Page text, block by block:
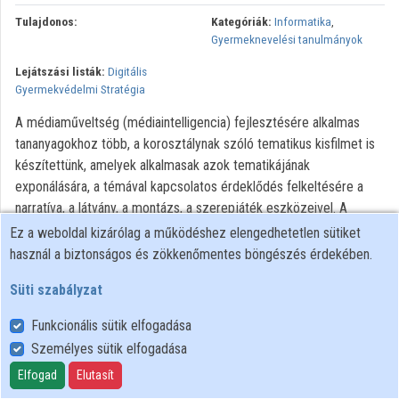
Intézmények
Tulajdonos: Kategóriák: Informatika,
Gyermeknevelési tanulmányok
Lejátszási listák: Digitális
Gyermekvédelmi Stratégia
A médiaműveltség (médiaintelligencia) fejlesztésére alkalmas
tananyagokhoz több, a korosztálynak szóló tematikus kisfilmet is
készítettünk, amelyek alkalmasak azok tematikájának
exponálására, a témával kapcsolatos érdeklődés felkeltésére a
narratíva, a látvány, a montázs, a szerepjáték eszközeivel. A
Szabó Gábor rendezésében készült szituációs kisfilmek szereplői
(Stefanovics Angéla, Kurta Niké, Laboda Kornél, Kovács
jelentekben fogalmazzák meg az online környezet
ellentmondásos és kockázatos jelenségeit, kiváló vitaalapként
szolgálva a tudatosabb internethasználatot segítő
foglalkozásokhoz.
Ez a weboldal kizárólag a működéshez elengedhetetlen sütiket
használ a biztonságos és zökkenőmentes böngészés érdekében.
Süti szabályzat
Funkcionális sütik elfogadása
Személyes sütik elfogadása
Elfogad Elutasít